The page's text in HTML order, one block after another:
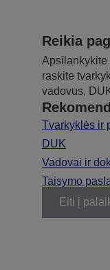
Reikia
Apsilankykite
raskite
vadovus,
Tvarkyklės ir
DUK
Vadovai ir
Taisymo
Eiti į